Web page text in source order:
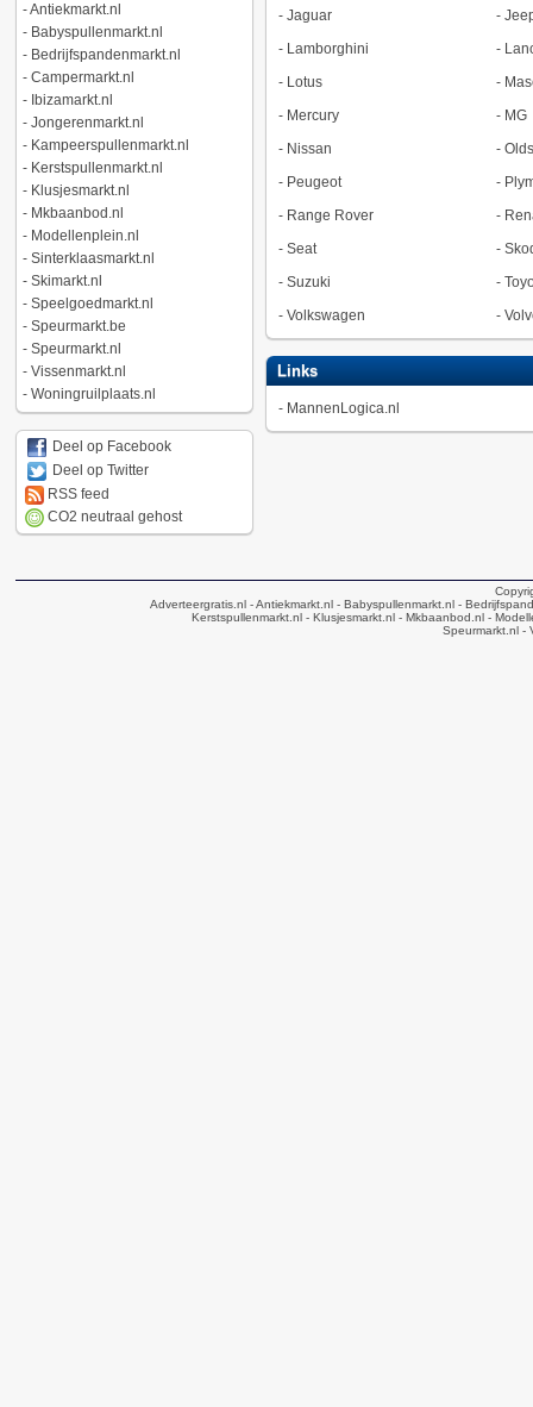
-Antiekmarkt.nl
- Babyspullenmarkt.nl
- Bedrijfspandenmarkt.nl
- Campermarkt.nl
- Ibizamarkt.nl
- Jongerenmarkt.nl
- Kampeerspullenmarkt.nl
- Kerstspullenmarkt.nl
- Klusjesmarkt.nl
- Mkbaanbod.nl
- Modellenplein.nl
- Sinterklaasmarkt.nl
- Skimarkt.nl
- Speelgoedmarkt.nl
- Speurmarkt.be
- Speurmarkt.nl
- Vissenmarkt.nl
- Woningruilplaats.nl
Deel op Facebook
Deel op Twitter
RSS feed
CO2 neutraal gehost
- Jaguar -
- Lamborghini -
- Lotus -
- Mercury - MG
- Nissan -
- Peugeot -
- Range Rover -
- Seat -
- Suzuki -
- Volkswagen -
Links
- MannenLogica.nl
Adverteergratis.nl - Antiekmarkt.nl - Babyspullenmarkt.nl -
Kerstspullenmarkt.nl - Klusjesmarkt.nl - Mkbaanbod.nl -
Speurmarkt.nl -